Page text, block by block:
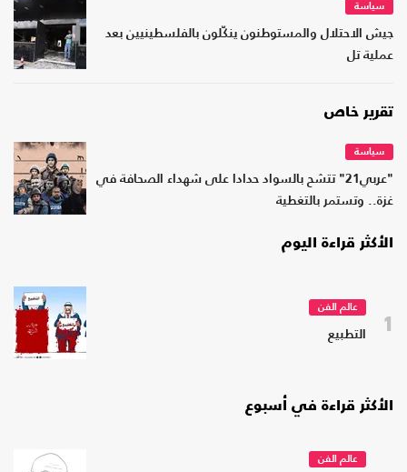
سياسة
جيش الاحتلال والمستوطنون ينكّلون بالفلسطينيين بعد
عملية تل
تقرير خاص
سياسة
"عربي21" تتشح بالسواد حدادا على شهداء الصحافة في
غزة.. وتستمر بالتغطية
الأكثر قراءة اليوم
1
عالم الفن
التطبيع
الأكثر قراءة في أسبوع
عالم الفن